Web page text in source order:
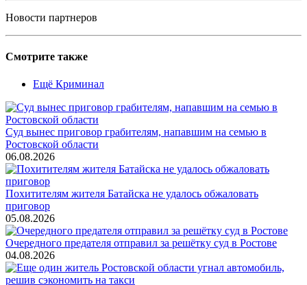
Новости партнеров
Смотрите также
Ещё Криминал
Суд вынес приговор грабителям, напавшим на семью в
Ростовской области
06.08.2026
Похитителям жителя Батайска не удалось обжаловать
приговор
05.08.2026
Очередного предателя отправил за решётку суд в Ростове
04.08.2026